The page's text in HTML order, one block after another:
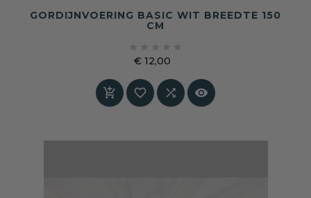
GORDIJNVOERING BASIC WIT BREEDTE 150
CM
€ 12,00
   